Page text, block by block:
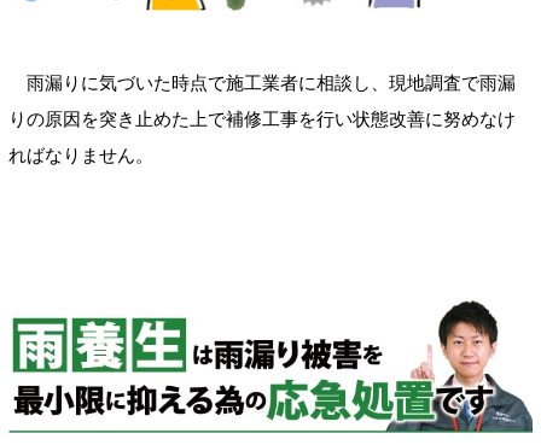
雨漏りに気づいた時点で施工業者に相談し、現地調査で雨漏
りの原因を突き止めた上で補修工事を行い状態改善に努めなけ
ればなりません。